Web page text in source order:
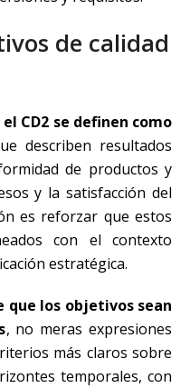
de calidad
CD2 se definen como
describen resultados
de productos y
y la satisfacción del
es reforzar que estos
con el contexto
estratégica.
que los objetivos sean
, no meras expresiones
más claros sobre
temporales, con